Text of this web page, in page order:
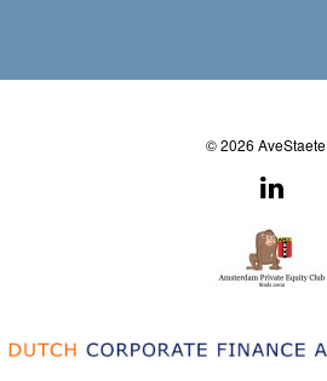
© 2026 AveStaete